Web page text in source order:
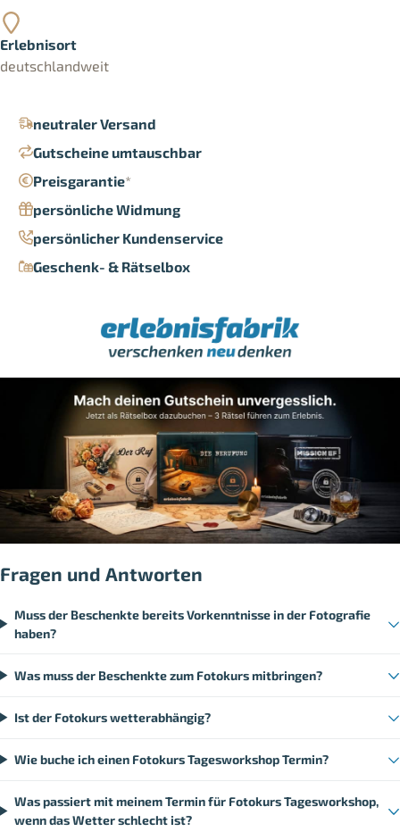
neutraler Versand
Gutscheine umtauschbar
Preisgarantie*
persönliche Widmung
persönlicher Kundenservice
Geschenk- & Rätselbox
Erlebnisort
deutschlandweit
Fragen und Antworten
Muss der Beschenkte bereits Vorkenntnisse in der Fotografie
haben?
Was muss der Beschenkte zum Fotokurs mitbringen?
Ist der Fotokurs wetterabhängig?
Wie buche ich einen Fotokurs Tagesworkshop Termin?
Was passiert mit meinem Termin für Fotokurs Tagesworkshop,
wenn das Wetter schlecht ist?